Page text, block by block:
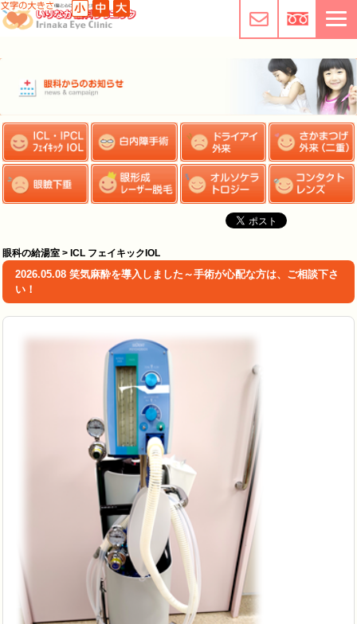
眼科の給湯室 > ICL フェイキックIOL
2026.05.08 笑気麻酔を導入しました～手術が心配な方は、ご相談下さ
い！